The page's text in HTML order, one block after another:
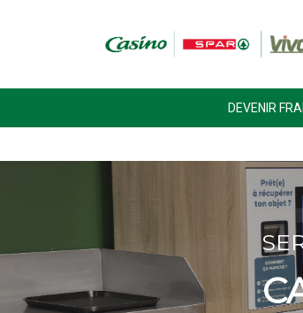
ACCUEIL FRANCHISE CASINO
DEVENIR FRANCHISÉ
DEVENIR